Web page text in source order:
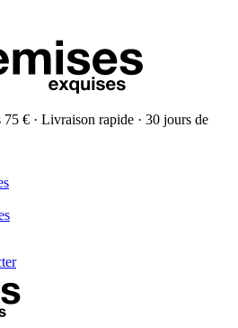
€ · Livraison rapide · 30 jours de